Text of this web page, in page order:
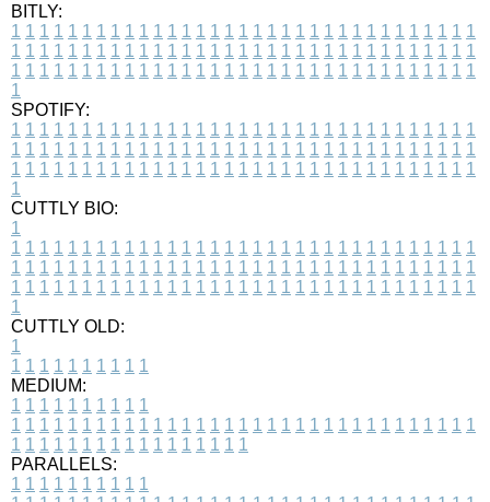
BITLY:
1 1 1 1 1 1 1 1 1 1 1 1 1 1 1 1 1 1 1 1 1 1 1 1 1 1 1 1 1 1 1 1 1
1 1 1 1 1 1 1 1 1 1 1 1 1 1 1 1 1 1 1 1 1 1 1 1 1 1 1 1 1 1 1 1 1
1 1 1 1 1 1 1 1 1 1 1 1 1 1 1 1 1 1 1 1 1 1 1 1 1 1 1 1 1 1 1 1 1
1
SPOTIFY:
1 1 1 1 1 1 1 1 1 1 1 1 1 1 1 1 1 1 1 1 1 1 1 1 1 1 1 1 1 1 1 1 1
1 1 1 1 1 1 1 1 1 1 1 1 1 1 1 1 1 1 1 1 1 1 1 1 1 1 1 1 1 1 1 1 1
1 1 1 1 1 1 1 1 1 1 1 1 1 1 1 1 1 1 1 1 1 1 1 1 1 1 1 1 1 1 1 1 1
1
CUTTLY BIO:
1
1 1 1 1 1 1 1 1 1 1 1 1 1 1 1 1 1 1 1 1 1 1 1 1 1 1 1 1 1 1 1 1 1
1 1 1 1 1 1 1 1 1 1 1 1 1 1 1 1 1 1 1 1 1 1 1 1 1 1 1 1 1 1 1 1 1
1 1 1 1 1 1 1 1 1 1 1 1 1 1 1 1 1 1 1 1 1 1 1 1 1 1 1 1 1 1 1 1 1
1
CUTTLY OLD:
1
1 1 1 1 1 1 1 1 1 1
MEDIUM:
1 1 1 1 1 1 1 1 1 1
1 1 1 1 1 1 1 1 1 1 1 1 1 1 1 1 1 1 1 1 1 1 1 1 1 1 1 1 1 1 1 1 1
1 1 1 1 1 1 1 1 1 1 1 1 1 1 1 1 1
PARALLELS:
1 1 1 1 1 1 1 1 1 1